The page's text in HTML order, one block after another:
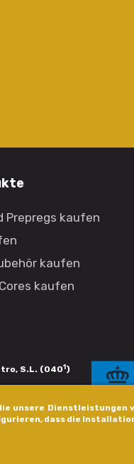
unsere
dass die
Prepregs kaufen
kaufen
kaufen
S.L. (0401 )
de Innovación,
2023.